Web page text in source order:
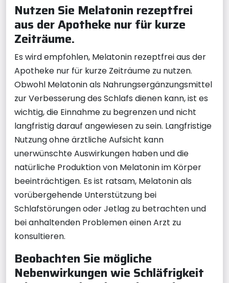
Nutzen Sie Melatonin rezeptfrei
aus der Apotheke nur für kurze
Zeiträume.
Es wird empfohlen, Melatonin rezeptfrei aus der
Apotheke nur für kurze Zeiträume zu nutzen.
Obwohl Melatonin als Nahrungsergänzungsmittel
zur Verbesserung des Schlafs dienen kann, ist es
wichtig, die Einnahme zu begrenzen und nicht
langfristig darauf angewiesen zu sein. Langfristige
Nutzung ohne ärztliche Aufsicht kann
unerwünschte Auswirkungen haben und die
natürliche Produktion von Melatonin im Körper
beeinträchtigen. Es ist ratsam, Melatonin als
vorübergehende Unterstützung bei
Schlafstörungen oder Jetlag zu betrachten und
bei anhaltenden Problemen einen Arzt zu
konsultieren.
Beobachten Sie mögliche
Nebenwirkungen wie Schläfrigkeit